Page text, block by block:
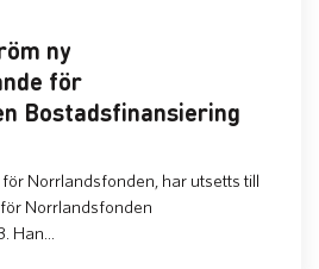
ny
för
Bostadsfinansiering
Norrlandsfonden, har utsetts till
Norrlandsfonden